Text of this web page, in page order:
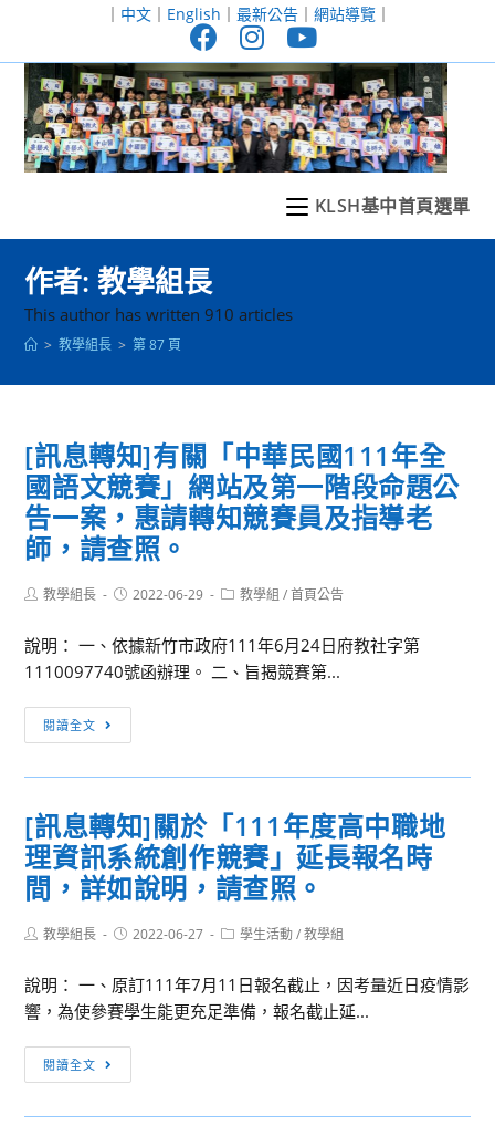
至
｜ 中文｜ English ｜ 最新公告｜ 網站導覽｜
KLSH基中首頁選單
作者:教學組長
This author has written 910 articles
> 教學組長 > 第 87 頁
[訊息轉知]有關「中華民國111年全
國語文競賽」網站及第一階段命題公
告一案，惠請轉知競賽員及指導老
師，請查照。
Post教學組長
Post2022-06-29
Post教學組 / 首頁公告
說明： 一、依據新竹市政府111年6月24日府教社字第
1110097740號函辦理。 二、旨揭競賽第...
閱讀全文
息
轉
有
關
「中
華
民
111
年
文
[訊息轉知]關於「111年度高中職地
理資訊系統創作競賽」延長報名時
間，詳如說明，請查照。
Post教學組長
Post2022-06-27
Post學生活動 / 教學組
說明： 一、原訂111年7月11日報名截止，因考量近日疫情影
響，為使參賽學生能更充足準備，報名截止延...
閱讀全文
息
轉